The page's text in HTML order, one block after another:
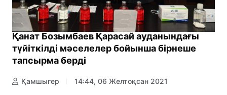
Қанат Бозымбаев Қарасай ауданындағы
түйіткілді мәселелер бойынша бірнеше
тапсырма берді
Қамшыгер 14:44, 06 Желтоқсан 2021